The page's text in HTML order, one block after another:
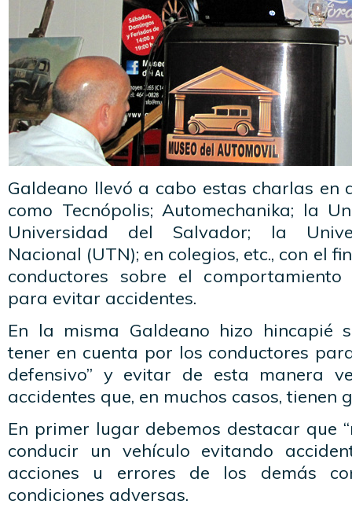
Galdeano llevó a cabo estas charlas en
como Tecnópolis; Automechanika; la
Universidad del Salvador; la
Nacional (UTN); en colegios, etc., con el
conductores sobre el
para evitar accidentes.
En la misma Galdeano hizo hincapié
tener en cuenta por los conductores
defensivo” y evitar de esta manera
accidentes que, en muchos casos, tienen
En primer lugar debemos destacar que
conducir un vehículo evitando
acciones u errores de los demás
condiciones adversas.